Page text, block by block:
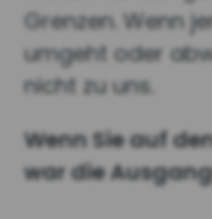
Grenzen. Wenn
umgeht oder
nicht zu uns.
Wenn Sie auf
war die